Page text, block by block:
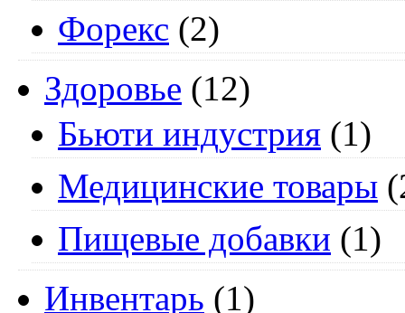
Форекс (2)
Здоровье (12)
Бьюти индустрия (1)
Медицинские товары
Пищевые добавки (1)
Инвентарь (1)